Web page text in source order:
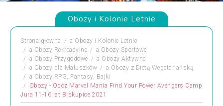
Obozy i Kolonie Letnie
Strona główna a Obozy i Kolonie Letnie
a Obozy Rekreacyjne a Obozy Sportowe
a Obozy Przygodowe a Obozy Aktywne
a Obozy dla Maluszków a Obozy z Dietą Wegetariańską
a Obozy RPG, Fantasy, Bajki
Obozy - Obóz Marvel Mania Find Your Power Avengers Camp
Jura 11-16 lat Biskupice 2021